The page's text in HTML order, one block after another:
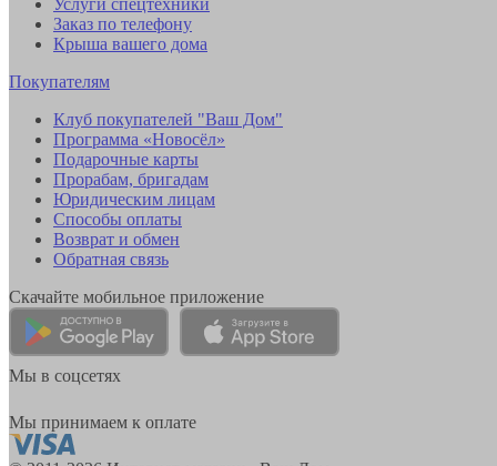
Заказ по телефону
Крыша вашего дома
Покупателям
Клуб покупателей "Ваш Дом"
Программа «Новосёл»
Подарочные карты
Прорабам, бригадам
Юридическим лицам
Способы оплаты
Возврат и обмен
Обратная связь
Скачайте мобильное приложение
Мы в соцсетях
Мы принимаем к оплате